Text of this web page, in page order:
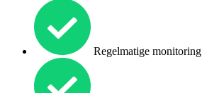
Regelmatige monitoring